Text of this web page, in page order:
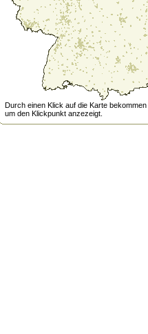
Durch einen Klick auf die Karte
um den Klickpunkt anzezeigt.